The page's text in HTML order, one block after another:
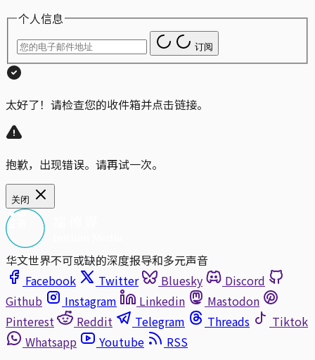
个人信息
订阅
太好了！请检查您的收件箱并点击链接。
抱歉，出现错误。请再试一次。
关闭
华文世界不可或缺的深度报导和多元声音
Facebook
Twitter Bluesky
Discord
Github
Instagram Linkedin
Mastodon
Pinterest
Reddit Telegram Threads
Tiktok
Whatsapp
Youtube
RSS